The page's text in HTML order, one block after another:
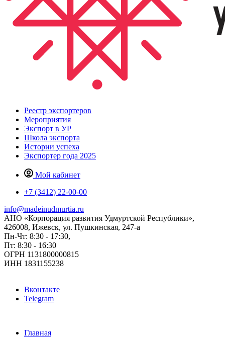
Реестр экспортеров
Мероприятия
Экспорт в УР
Школа экспорта
Истории успеха
Экспортер года 2025
Мой кабинет
+7 (3412) 22-00-00
info@madeinudmurtia.ru
АНО «Корпорация развития Удмуртской Республики»,
426008, Ижевск, ул. Пушкинская, 247-а
Пн-Чт: 8:30 - 17:30,
Пт: 8:30 - 16:30
ОГРН 1131800000815
ИНН 1831155238
Вконтакте
Telegram
Главная